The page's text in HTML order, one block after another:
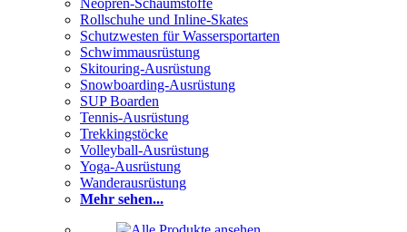
Neopren-Schaumstoffe
Rollschuhe und Inline-Skates
Schutzwesten für Wassersportarten
Schwimmausrüstung
Skitouring-Ausrüstung
Snowboarding-Ausrüstung
SUP Boarden
Tennis-Ausrüstung
Trekkingstöcke
Volleyball-Ausrüstung
Yoga-Ausrüstung
Wanderausrüstung
Mehr sehen...